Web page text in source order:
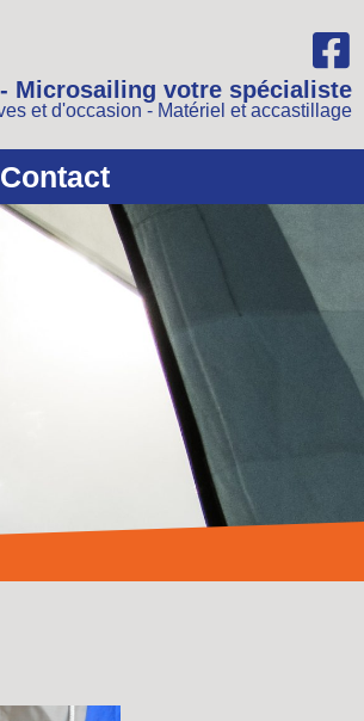
Microsailing votre spécialiste
et d'occasion - Matériel et accastillage
Contact